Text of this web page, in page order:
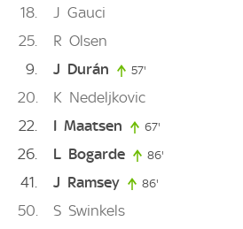
18 J Gauci
25
R Olsen
9
J Durán 57'
20 K Nedeljkovic
22
I Maatsen 67'
26 L Bogarde 86'
41 J Ramsey 86'
50 S Swinkels